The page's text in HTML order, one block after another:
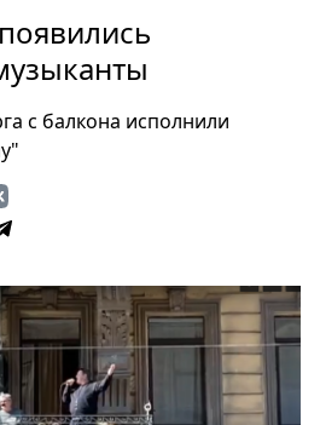
с балкона исполнили